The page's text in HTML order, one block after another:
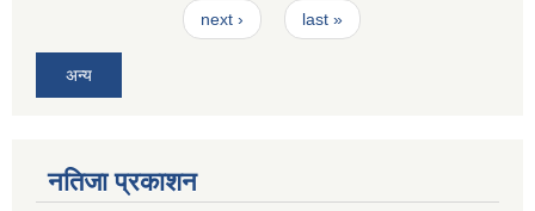
next › last »
अन्य
नतिजा प्रकाशन